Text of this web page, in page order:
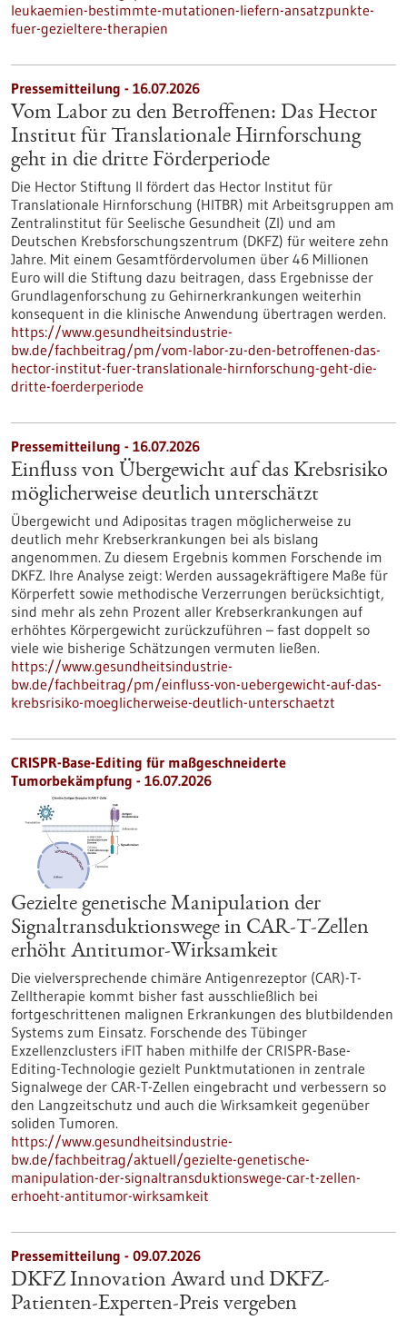
leukaemien-bestimmte-mutationen-liefern-ansatzpunkte-
fuer-gezieltere-therapien
Pressemitteilung - 16.07.2026
Vom Labor zu den Betroffenen: Das Hector
Institut für Translationale Hirnforschung
geht in die dritte Förderperiode
Die Hector Stiftung II fördert das Hector Institut für
Translationale Hirnforschung (HITBR) mit Arbeitsgruppen am
Zentralinstitut für Seelische Gesundheit (ZI) und am
Deutschen Krebsforschungszentrum (DKFZ) für weitere zehn
Jahre. Mit einem Gesamtfördervolumen über 46 Millionen
Euro will die Stiftung dazu beitragen, dass Ergebnisse der
Grundlagenforschung zu Gehirnerkrankungen weiterhin
konsequent in die klinische Anwendung übertragen werden.
https://www.gesundheitsindustrie-
bw.de/fachbeitrag/pm/vom-labor-zu-den-betroffenen-das-
hector-institut-fuer-translationale-hirnforschung-geht-die-
dritte-foerderperiode
Pressemitteilung - 16.07.2026
Einfluss von Übergewicht auf das Krebsrisiko
möglicherweise deutlich unterschätzt
Übergewicht und Adipositas tragen möglicherweise zu
deutlich mehr Krebserkrankungen bei als bislang
angenommen. Zu diesem Ergebnis kommen Forschende im
DKFZ. Ihre Analyse zeigt: Werden aussagekräftigere Maße für
Körperfett sowie methodische Verzerrungen berücksichtigt,
sind mehr als zehn Prozent aller Krebserkrankungen auf
erhöhtes Körpergewicht zurückzuführen – fast doppelt so
viele wie bisherige Schätzungen vermuten ließen.
https://www.gesundheitsindustrie-
bw.de/fachbeitrag/pm/einfluss-von-uebergewicht-auf-das-
krebsrisiko-moeglicherweise-deutlich-unterschaetzt
CRISPR-Base-Editing für maßgeschneiderte
Tumorbekämpfung - 16.07.2026
Gezielte genetische Manipulation der
Signaltransduktionswege in CAR-T-Zellen
erhöht Antitumor-Wirksamkeit
Die vielversprechende chimäre Antigenrezeptor (CAR)-T-
Zelltherapie kommt bisher fast ausschließlich bei
fortgeschrittenen malignen Erkrankungen des blutbildenden
Systems zum Einsatz. Forschende des Tübinger
Exzellenzclusters iFIT haben mithilfe der CRISPR-Base-
Editing-Technologie gezielt Punktmutationen in zentrale
Signalwege der CAR-T-Zellen eingebracht und verbessern so
den Langzeitschutz und auch die Wirksamkeit gegenüber
soliden Tumoren.
https://www.gesundheitsindustrie-
bw.de/fachbeitrag/aktuell/gezielte-genetische-
manipulation-der-signaltransduktionswege-car-t-zellen-
erhoeht-antitumor-wirksamkeit
Pressemitteilung - 09.07.2026
DKFZ Innovation Award und DKFZ-
Patienten-Experten-Preis vergeben